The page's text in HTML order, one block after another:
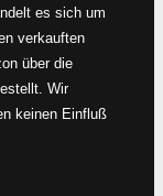
es sich um
verkauften
über die
Wir
keinen Einfluß